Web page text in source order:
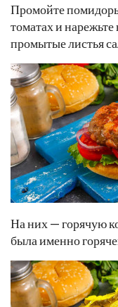
Промойте
томатах и
промытые листья
На них — горячую
была именно